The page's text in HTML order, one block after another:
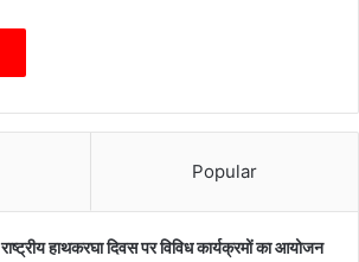
Popular
राष्ट्रीय हाथकरघा दिवस पर विविध कार्यक्रमों का आयोजन